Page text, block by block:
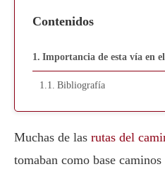
Contenidos
Importancia de esta vía en
Bibliografía
Muchas de las rutas del
tomaban como base